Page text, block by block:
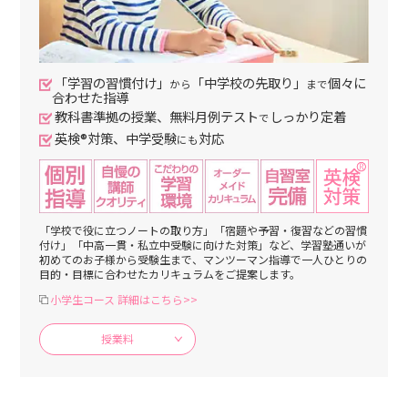
「学習の習慣付け」 から 「中学校の先取り」 まで個々に
合わせた指導
教科書準拠の授業、無料月例テストで しっかり定着
英検®対策、中学受験にも対応
「学校で役に立つノートの取り方」「宿題や予習・復習などの習慣
付け」「中高一貫・私立中受験に向けた対策」など、学習塾通いが
初めてのお子様から受験生まで、マンツーマン指導で一人ひとりの
目的・目標に合わせたカリキュラムをご提案します。
小学生コース 詳細はこちら>>
授業料